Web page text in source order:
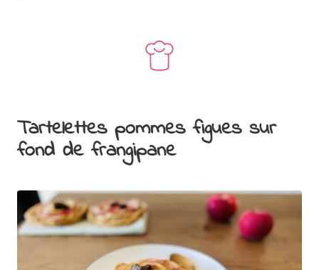
Tartelettes pommes figues sur
fond de frangipane